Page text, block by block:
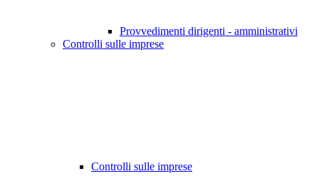
Provvedimenti dirigenti - amministrativi
Controlli sulle imprese
Controlli sulle imprese